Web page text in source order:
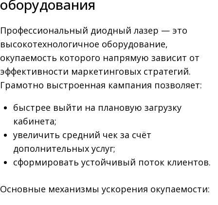
оборудования
Профессиональный диодный лазер — это
высокотехнологичное оборудование,
окупаемость которого напрямую зависит от
эффективности маркетинговых стратегий.
Грамотно выстроенная кампания позволяет:
быстрее выйти на плановую загрузку
кабинета;
увеличить средний чек за счёт
дополнительных услуг;
сформировать устойчивый поток клиентов.
Основные механизмы ускорения окупаемости: